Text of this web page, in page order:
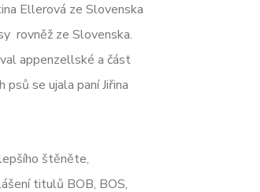
Ellerová ze Slovenska
rovněž ze Slovenska.
appenzellské a část
psů se ujala paní Jiřina
štěněte,
titulů BOB, BOS,